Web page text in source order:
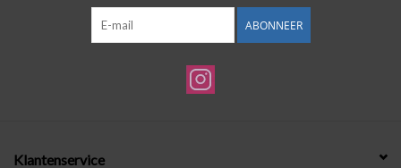
Cadeaubonnen
ABONNEER
Klantenservice